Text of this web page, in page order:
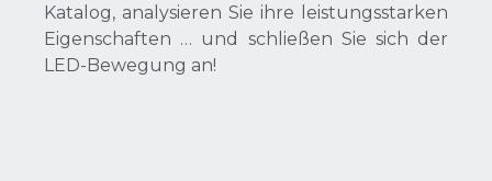
Katalog, analysieren Sie ihre leistungsstarken
Eigenschaften … und schließen Sie sich der
LED-Bewegung an!